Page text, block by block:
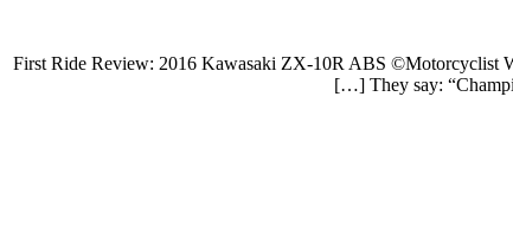
First Ride Review: 2016 Kawasaki ZX-10R ABS ©Motorcyclist
They say: